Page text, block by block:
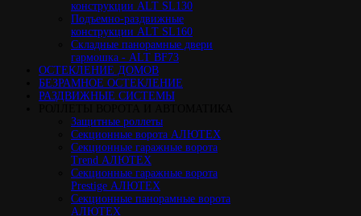
конструкции ALT SL130
Подъемно-раздвижные
конструкции ALT SL160
Cкладные панорамные двери
гармошка - ALT BF73
ОСТЕКЛЕНИЕ ДОМОВ
БЕЗРАМНОЕ ОСТЕКЛЕНИЕ
РАЗДВИЖНЫЕ СИСТЕМЫ
Защитные роллеты
Секционные ворота АЛЮТЕХ
Секционные гаражные ворота
Trend АЛЮТЕХ
Секционные гаражные ворота
Prestige АЛЮТЕХ
Секционные панорамные ворота
АЛЮТЕХ